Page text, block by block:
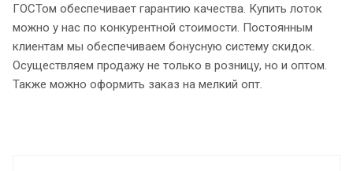
ГОСТом обеспечивает гарантию качества. Купить лоток
можно у нас по конкурентной стоимости. Постоянным
клиентам мы обеспечиваем бонусную систему скидок.
Осуществляем продажу не только в розницу, но и оптом.
Также можно оформить заказ на мелкий опт.